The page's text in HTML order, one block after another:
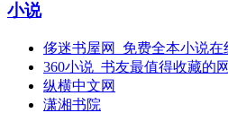
小说
侈迷书屋网_免费全本小说在
360小说_书友最值得收藏的
纵横中文网
潇湘书院